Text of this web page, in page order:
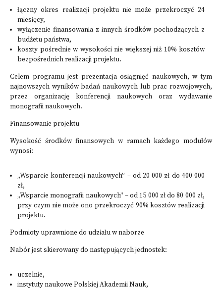
łączny okres realizacji projektu nie może przekroczyć 24
miesięcy,
wyłączenie finansowania z innych środków pochodzących z
budżetu państwa,
koszty pośrednie w wysokości nie większej niż 10% kosztów
bezpośrednich realizacji projektu.
Celem programu jest prezentacja osiągnięć naukowych, w tym
najnowszych wyników badań naukowych lub prac rozwojowych,
przez organizację konferencji naukowych oraz wydawanie
monografii naukowych.
Finansowanie projektu
Wysokość środków finansowych w ramach każdego modułów
wynosi:
„Wsparcie konferencji naukowych” – od 20 000 zł do 400 000
zł,
„Wsparcie monografii naukowych” – od 15 000 zł do 80 000 zł,
przy czym nie może ono przekroczyć 90% kosztów realizacji
projektu.
Podmioty uprawnione do udziału w naborze
Nabór jest skierowany do następujących jednostek:
uczelnie,
instytuty naukowe Polskiej Akademii Nauk,